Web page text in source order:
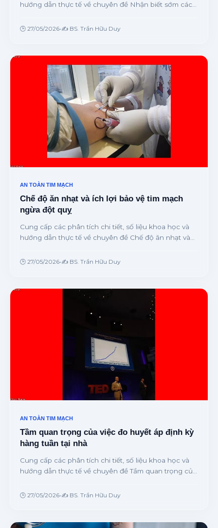
hướng dẫn thực tế về chuyên đề Nhận biết sớm các
chuyên gia.
🕒 27/05/2026•✍️ BS. Trần Hữu Duy
AN TOÀN TIM MẠCH
Chế độ ăn nhạt và ích lợi bảo vệ tim mạch
ngừa đột quỵ
Cung cấp các phân tích chi tiết, số liệu khoa học và
hướng dẫn thực tế về chuyên đề Chế độ ăn nhạt và
🕒 27/05/2026•✍️ BS. Trần Hữu Duy
AN TOÀN TIM MẠCH
Tầm quan trọng của việc đo huyết áp định kỳ
hàng tuần tại nhà
Cung cấp các phân tích chi tiết, số liệu khoa học và
hướng dẫn thực tế về chuyên đề Tầm quan trọng của
gia.
🕒 27/05/2026•✍️ BS. Trần Hữu Duy